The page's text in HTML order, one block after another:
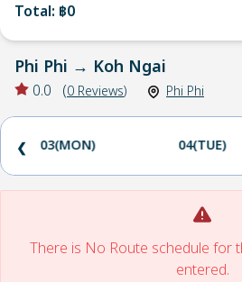
Total: ฿0
Phi Phi → Koh Ngai
0.0 (0 Reviews) Phi Phi
03(MON) 04(TUE)
❮
There is No Route schedule for
entered.